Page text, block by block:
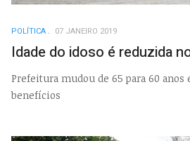
POLÍTICA 07 JANEIRO 2019
Idade do idoso é reduzida
Prefeitura mudou de 65 para 60 anos
benefícios